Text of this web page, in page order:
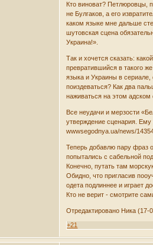
Кто виноват? Петлюровцы,
не Булгаков, а его
каком языке мне дальше
шутовская сцена
Украина!».
Так и хочется сказать:
превратившийся в такого
языка и Украины в
поиздеваться? Как два
наживаться на этом адском
Все неудачи и мерзости
утверждение сценария. Ему
wwwsegodnya.ua/news/
Теперь добавлю пару фраз
попытались с сабельной
Конечно, путать там
Обидно, что пригласив
одета подлиннее и играет
Кто не верит - смотрите
Отредактировано Ника (17-
+21